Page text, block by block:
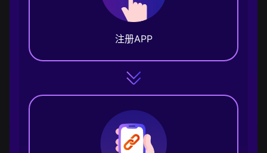
注册APP